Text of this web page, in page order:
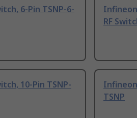
6-Pin TSNP-6-
Infineon
RF
10-Pin TSNP-
TSNP